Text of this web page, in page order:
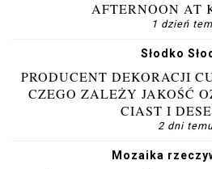
AFTERNOON AT
1 dzień
Słodko
PRODUCENT DEKORACJI
CZEGO ZALEŻY JAKOŚĆ
CIAST I
2 dni
Mozaika